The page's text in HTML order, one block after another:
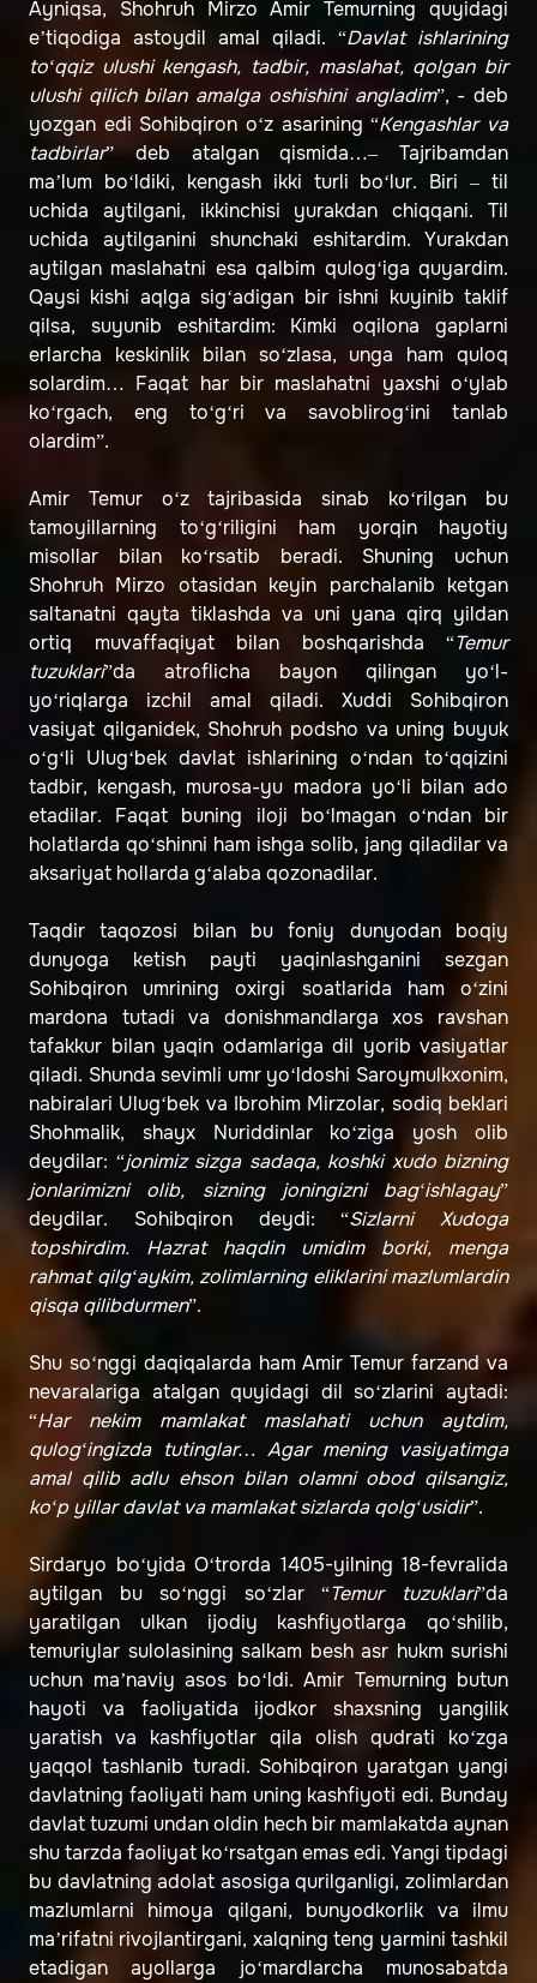
Ayniqsa, Shohruh Mirzo Amir Temurning quyidagi
e’tiqodiga astoydil amal qiladi. “Davlat ishlarining
to‘qqiz ulushi kengash, tadbir, maslahat, qolgan bir
ulushi qilich bilan amalga oshishini angladim”, - deb
yozgan edi Sohibqiron o‘z asarining “Kengashlar va
tadbirlar” deb atalgan qismida…– Tajribamdan
ma’lum bo‘ldiki, kengash ikki turli bo‘lur. Biri – til
uchida aytilgani, ikkinchisi yurakdan chiqqani. Til
uchida aytilganini shunchaki eshitardim. Yurakdan
aytilgan maslahatni esa qalbim qulog‘iga quyardim.
Qaysi kishi aqlga sig‘adigan bir ishni kuyinib taklif
qilsa, suyunib eshitardim: Kimki oqilona gaplarni
erlarcha keskinlik bilan so‘zlasa, unga ham quloq
solardim… Faqat har bir maslahatni yaxshi o‘ylab
ko‘rgach, eng to‘g‘ri va savoblirog‘ini tanlab
olardim”.
Amir Temur o‘z tajribasida sinab ko‘rilgan bu
tamoyillarning to‘g‘riligini ham yorqin hayotiy
misollar bilan ko‘rsatib beradi. Shuning uchun
Shohruh Mirzo otasidan keyin parchalanib ketgan
saltanatni qayta tiklashda va uni yana qirq yildan
ortiq muvaffaqiyat bilan boshqarishda “Temur
tuzuklari”da atroflicha bayon qilingan yo‘l-
yo‘riqlarga izchil amal qiladi. Xuddi Sohibqiron
vasiyat qilganidek, Shohruh podsho va uning buyuk
o‘g‘li Ulug‘bek davlat ishlarining o‘ndan to‘qqizini
tadbir, kengash, murosa-yu madora yo‘li bilan ado
etadilar. Faqat buning iloji bo‘lmagan o‘ndan bir
holatlarda qo‘shinni ham ishga solib, jang qiladilar va
aksariyat hollarda g‘alaba qozonadilar.
Taqdir taqozosi bilan bu foniy dunyodan boqiy
dunyoga ketish payti yaqinlashganini sezgan
Sohibqiron umrining oxirgi soatlarida ham o‘zini
mardona tutadi va donishmandlarga xos ravshan
tafakkur bilan yaqin odamlariga dil yorib vasiyatlar
qiladi. Shunda sevimli umr yo‘ldoshi Saroymulkxonim,
nabiralari Ulug‘bek va Ibrohim Mirzolar, sodiq beklari
Shohmalik, shayx Nuriddinlar ko‘ziga yosh olib
deydilar: “jonimiz sizga sadaqa, koshki xudo bizning
jonlarimizni olib, sizning joningizni bag‘ishlagay”
deydilar. Sohibqiron deydi: “Sizlarni Xudoga
topshirdim. Hazrat haqdin umidim borki, menga
rahmat qilg‘aykim, zolimlarning eliklarini mazlumlardin
qisqa qilibdurmen”.
Shu so‘nggi daqiqalarda ham Amir Temur farzand va
nevaralariga atalgan quyidagi dil so‘zlarini aytadi:
“Har nekim mamlakat maslahati uchun aytdim,
qulog‘ingizda tutinglar… Agar mening vasiyatimga
amal qilib adlu ehson bilan olamni obod qilsangiz,
ko‘p yillar davlat va mamlakat sizlarda qolg‘usidir”.
Sirdaryo bo‘yida O‘trorda 1405-yilning 18-fevralida
aytilgan bu so‘nggi so‘zlar “Temur tuzuklari”da
yaratilgan ulkan ijodiy kashfiyotlarga qo‘shilib,
temuriylar sulolasining salkam besh asr hukm surishi
uchun ma’naviy asos bo‘ldi. Amir Temurning butun
hayoti va faoliyatida ijodkor shaxsning yangilik
yaratish va kashfiyotlar qila olish qudrati ko‘zga
yaqqol tashlanib turadi. Sohibqiron yaratgan yangi
davlatning faoliyati ham uning kashfiyoti edi. Bunday
davlat tuzumi undan oldin hech bir mamlakatda aynan
shu tarzda faoliyat ko‘rsatgan emas edi. Yangi tipdagi
bu davlatning adolat asosiga qurilganligi, zolimlardan
mazlumlarni himoya qilgani, bunyodkorlik va ilmu
ma’rifatni rivojlantirgani, xalqning teng yarmini tashkil
etadigan ayollarga jo‘mardlarcha munosabatda